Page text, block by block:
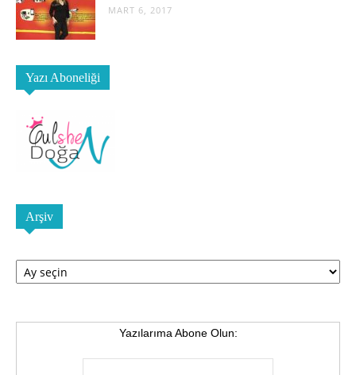
MART 6, 2017
Yazı Aboneliği
Arşiv
Arşiv
Yazılarıma Abone Olun: